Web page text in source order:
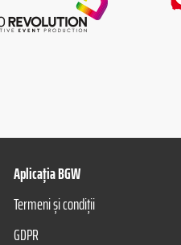
Aplicația BGW
Termeni și condiții
GDPR